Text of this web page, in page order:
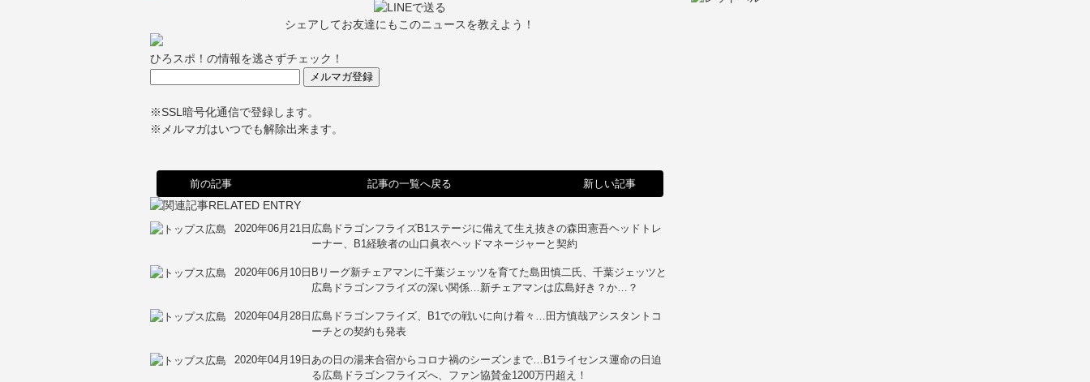
シェアしてお友達にもこのニュースを教えよう！
ひろスポ！の情報を逃さずチェック！
※SSL暗号化通信で登録します。
※メルマガはいつでも解除出来ます。
前の記事 記事の一覧へ戻る 新しい記事
2020年06月21日 広島ドラゴンフライズB1ステージに備えて生え抜きの森田憲吾ヘッドトレ
ーナー、B1経験者の山口眞衣ヘッドマネージャーと契約
2020年06月10日 Bリーグ新チェアマンに千葉ジェッツを育てた島田慎二氏、千葉ジェッツと
広島ドラゴンフライズの深い関係…新チェアマンは広島好き？か…？
2020年04月28日 広島ドラゴンフライズ、B1での戦いに向け着々…田方慎哉アシスタントコ
ーチとの契約も発表
2020年04月19日 あの日の湯来合宿からコロナ禍のシーズンまで…B1ライセンス運命の日迫
る広島ドラゴンフライズへ、ファン協賛金1200万円超え！